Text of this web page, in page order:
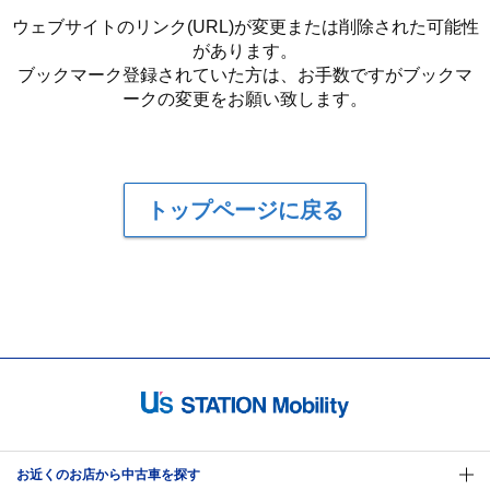
ウェブサイトのリンク(URL)が変更または削除された可能性
があります。
ブックマーク登録されていた方は、お手数ですがブックマ
ークの変更をお願い致します。
トップページに戻る
お近くのお店から中古車を探す